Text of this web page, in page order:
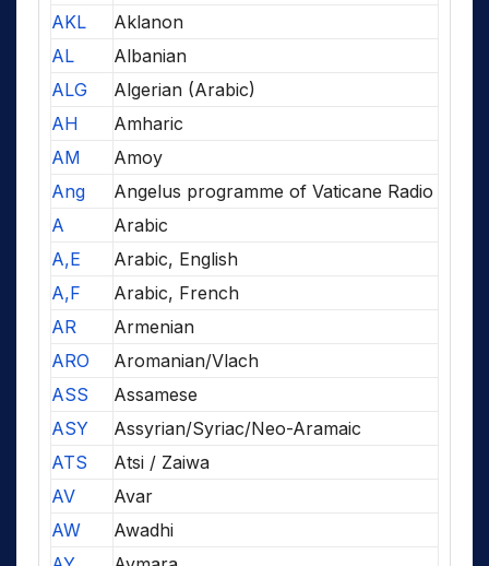
AKL
Aklanon
AL
Albanian
ALG
Algerian (Arabic)
AH
Amharic
AM
Amoy
Ang
Angelus programme of Vaticane Radio
A
Arabic
A,E
Arabic, English
A,F
Arabic, French
AR
Armenian
ARO
Aromanian/Vlach
ASS
Assamese
ASY
Assyrian/Syriac/Neo-Aramaic
ATS
Atsi / Zaiwa
AV
Avar
AW
Awadhi